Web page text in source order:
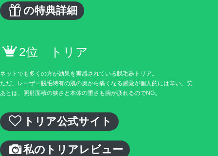
の特典詳細
2位 トリア
ネットでも多くの方が効果を実感されている脱毛器トリア。
ただ、レーザー脱毛特有の肌の奥から痛くなる感覚が個人的には辛い。笑
あとは、照射面積の狭さと本体の重さも腕が疲れるのでNG。
トリア公式サイト
私のトリアレビュー